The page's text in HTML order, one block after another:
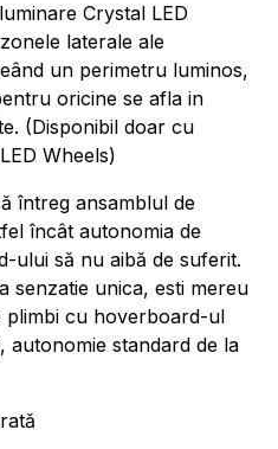
Crystal LED
laterale ale
un perimetru luminos,
oricine se afla in
(Disponibil doar cu
Wheels)
întreg ansamblul de
încât autonomia de
ului să nu aibă de suferit.
senzatie unica, esti mereu
plimbi cu hoverboard-ul
autonomie standard de la